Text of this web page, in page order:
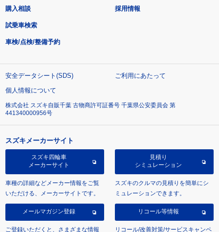
購入相談
試乗車検索
車検/点検/整備予約
採用情報
安全データシート(SDS)
ご利用にあたって
個人情報について
株式会社 スズキ自販千葉 古物商許可証番号 千葉県公安委員会 第
441340000956号
スズキメーカーサイト
スズキ四輪車
メーカーサイト
車種の詳細などメーカー情報をご覧
いただける、メーカーサイトです。
見積り
シミュレーション
スズキのクルマの見積りを簡単にシ
ミュレーションできます。
メールマガジン登録
ご登録いただくと、さまざまな情報
リコール等情報
リコール/改善対策/サービスキャンペ